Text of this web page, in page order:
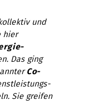
und
hier
Das ging
Co-
Sie greifen